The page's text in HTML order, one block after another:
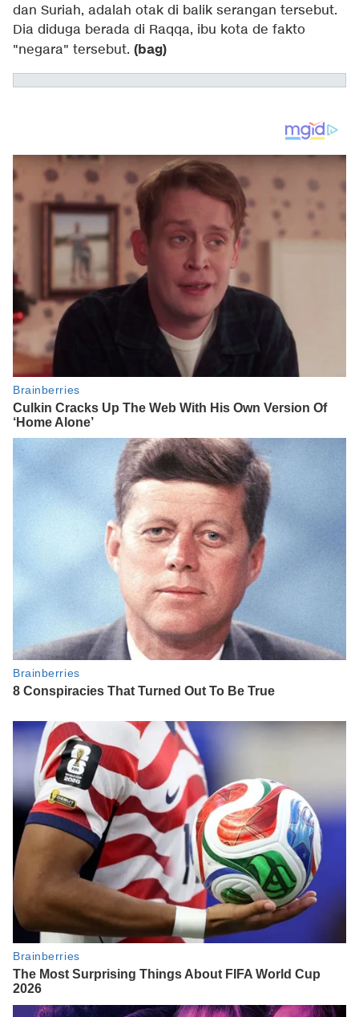
dan Suriah, adalah otak di balik serangan tersebut.
Dia diduga berada di Raqqa, ibu kota de fakto
"negara" tersebut. (bag)